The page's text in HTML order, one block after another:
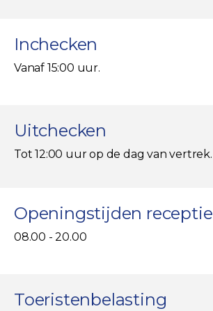
Inchecken
Vanaf 15:00 uur.
Uitchecken
Tot 12:00 uur op de dag van vertrek.
Openingstijden receptie
08.00 - 20.00
Toeristenbelasting